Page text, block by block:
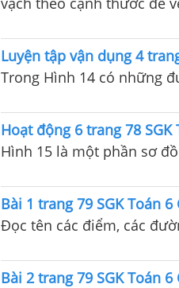
Luyện tập vận dụng 4
Trong Hình 14 có những
Hoạt động 6 trang 78 SGK
Hình 15 là một phần sơ
Bài 1 trang 79 SGK Toán
Đọc tên các điểm, các
Bài 2 trang 79 SGK Toán